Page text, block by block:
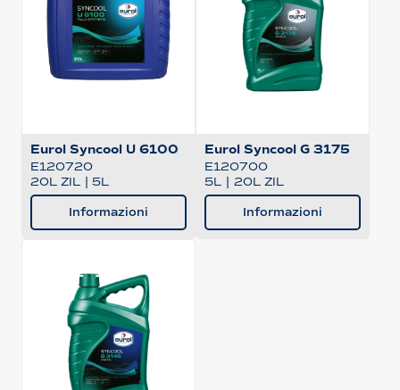
Eurol Syncool U 6100
E120720
20L ZIL | 5L
Informazioni
Eurol Syncool G 3175
E120700
5L | 20L ZIL
Informazioni